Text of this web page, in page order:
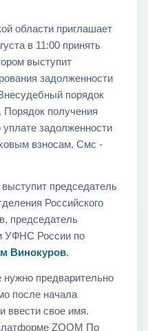
области приглашает
в 11:00 принять
выступит
задолженности
порядок
Порядок получения
уплате задолженности
взносам. Смс -
председатель
Российского
председатель
УФНС России по
Винокуров.
предварительно
после начала
ввести свое имя.
ZOOM По